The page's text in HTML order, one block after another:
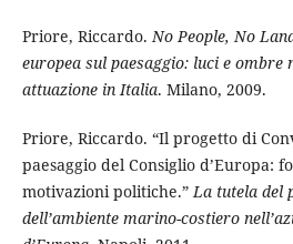
Priore, Riccardo.No People, No
europea sul paesaggio: luci e ombre
attuazione in Italia. Milano, 2009.
Priore, Riccardo. “Il progetto di
paesaggio del Consiglio d’Europa:
motivazioni politiche.”La tutela del
dell’ambiente marino-costiero